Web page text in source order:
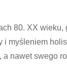
80. XX wieku,
i myśleniem
a nawet swego